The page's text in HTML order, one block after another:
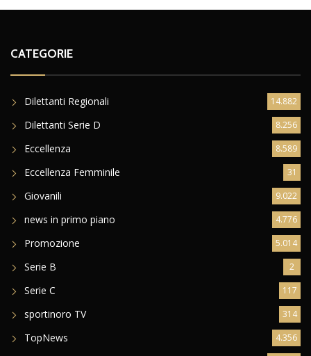
CATEGORIE
Dilettanti Regionali 14.882
Dilettanti Serie D 8.256
Eccellenza 8.589
Eccellenza Femminile 31
Giovanili 9.022
news in primo piano 4.776
Promozione 5.014
Serie B 2
Serie C 117
sportinoro TV 314
TopNews 4.356